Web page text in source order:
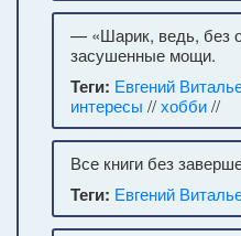
— «Шарик, ведь, без
засушенные мощи.
Теги: Евгений
интересы //хобби//
Все книги без
Теги: Евгений